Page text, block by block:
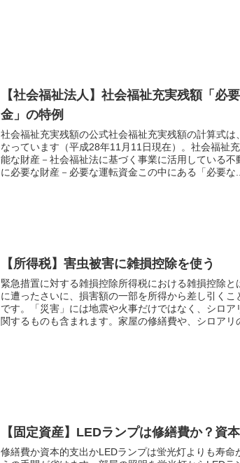
【社会福祉法人】社会福祉充実残額「必
金」の特例
社会福祉充実残額の公式社会福祉充実残額の計算式は
なっています（平成28年11月11日現在）。社会福祉
能な財産－社会福祉法に基づく事業に活用している不
に必要な財産－必要な運転資金この中にある「必要な...
【所得税】害虫被害に雑損控除を使う
緊急措置に対する雑損控除所得税における雑損控除と
に遭ったさいに、損害額の一部を所得から差し引くこ
です。「災害」には地震や火事だけではなく、シロア
関するものも含まれます。家屋の修繕費や、シロアリ
【固定資産】LEDランプは修繕費か？資
修繕費か資本的支出かLEDランプは蛍光灯よりも寿命